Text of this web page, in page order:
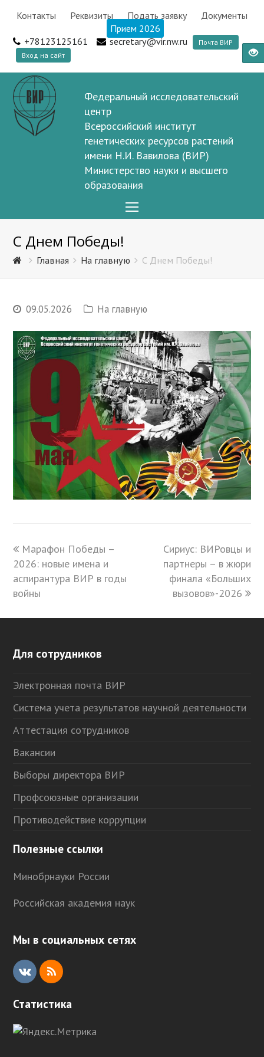
Контакты Реквизиты Подать заявку
Документы
Прием 2026
+78123125161
secretary@vir.nw.ru
Почта ВИР
Вход на сайт
Федеральный исследовательский
центр
Всероссийский институт
генетических ресурсов растений
имени Н.И. Вавилова (ВИР)
Министерство науки и высшего
образования
С Днем Победы!
Главная На главную С Днем Победы!
09.05.2026 На главную
previous
post:
Марафон Победы –
2026: новые имена и
аспирантура ВИР в годы
войны
next
post:
Сириус: ВИРовцы и
партнеры – в жюри
финала «Больших
вызовов»-2026
Для сотрудников
Электронная почта ВИР
Система учета результатов научной деятельности
Аттестация сотрудников
Вакансии
Выборы директора ВИР
Профсоюзные организации
Противодействие коррупции
Полезные ссылки
Минобрнауки России
Российская академия наук
Мы в социальных сетях
V
R
Статистика